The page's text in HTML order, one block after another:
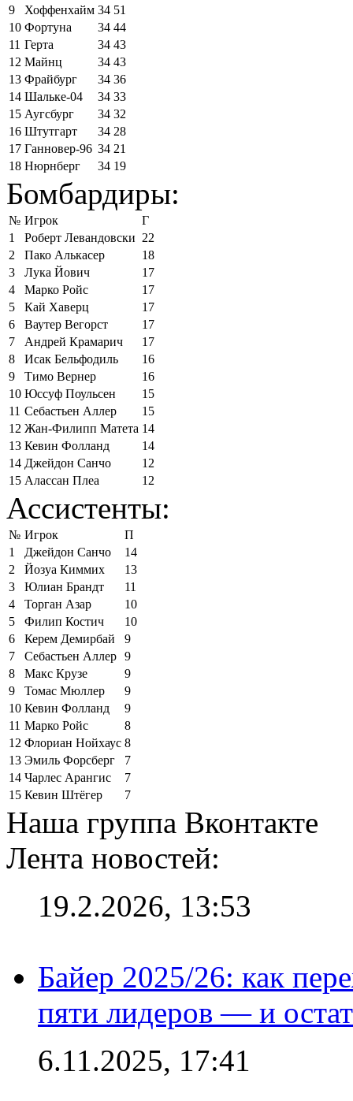
9
Хоффенхайм 34 51
10 Фортуна 34 44
11 Герта 34 43
12 Майнц 34 43
13 Фрайбург 34 36
14 Шальке-04 34 33
15 Аугсбург 34 32
16 Штутгарт 34 28
17 Ганновер-96 34 21
18 Нюрнберг 34 19
Бомбардиры:
№ Игрок
Г
1
Роберт Левандовски 22
2
Пако Алькасер
18
3
Лука Йович
17
4
Марко Ройс
17
5
Кай Хаверц
17
6
Ваутер Вегорст
17
7
Андрей Крамарич
17
8
Исак Бельфодиль
16
9
Тимо Вернер
16
10 Юссуф Поульсен
15
11 Себастьен Аллер
15
12 Жан-Филипп Матета 14
13 Кевин Фолланд
14
14 Джейдон Санчо
12
15 Алассан Плеа 12
Ассистенты:
№ Игрок
П
1
Джейдон Санчо
14
2
Йозуа Киммих
13
3
Юлиан Брандт
11
4
Торган Азар
10
5
Филип Костич
10
6
Керем Демирбай
9
7
Себастьен Аллер 9
8
Макс Крузе
9
9
Томас Мюллер
9
10 Кевин Фолланд
9
11 Марко Ройс
8
12 Флориан Нойхаус 8
13 Эмиль Форсберг
7
14 Чарлес Арангис
7
15 Кевин Штёгер 7
Наша группа Вконтакте
Лента новостей:
19.2.2026, 13:53
Байер 2025/26: как
пяти лидеров — и
6.11.2025, 17:41